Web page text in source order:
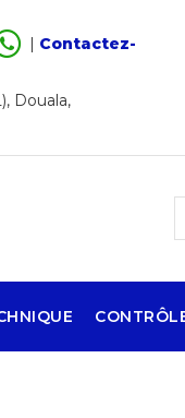
| Contactez-
Douala,